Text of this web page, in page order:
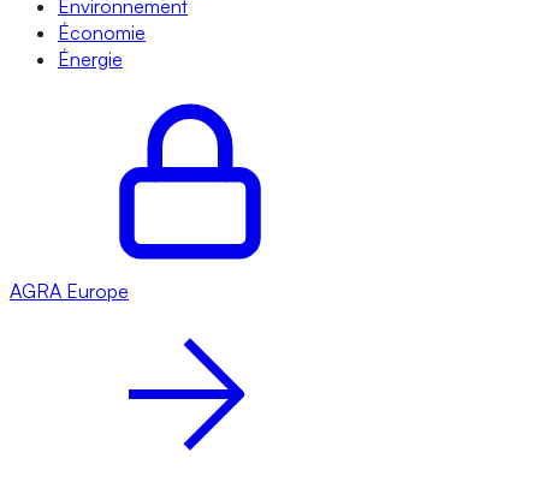
Environnement
Économie
Énergie
AGRA Europe